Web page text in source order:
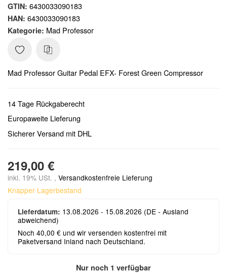
GTIN: 6430033090183
HAN: 6430033090183
Kategorie: Mad Professor
Mad Professor Guitar Pedal EFX- Forest Green Compressor
14 Tage Rückgaberecht
Europaweite Lieferung
Sicherer Versand mit DHL
219,00 €
inkl. 19% USt. , Versandkostenfreie Lieferung
Knapper Lagerbestand
Lieferdatum: 13.08.2026 - 15.08.2026 (DE - Ausland
abweichend)
Noch 40,00 € und wir versenden kostenfrei mit
Paketversand Inland nach Deutschland.
Nur noch 1 verfügbar